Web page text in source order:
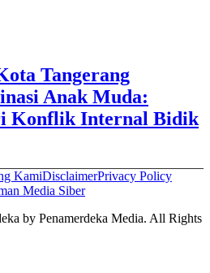
Tangerang
Anak Muda:
Konflik Internal Bidik
KamiDisclaimerPrivacy Policy
Media Siber
by Penamerdeka Media. All Rights